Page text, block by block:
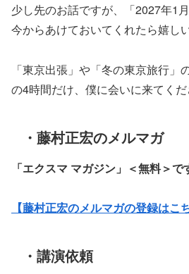
少し先のお話ですが、「2027年1
今からあけておいてくれたら嬉し
「東京出張」や「冬の東京旅行」
の4時間だけ、僕に会いに来てくだ
・藤村正宏のメルマガ
「エクスマ マガジン」 ＜無料＞で
【藤村正宏のメルマガの登録はこ
・講演依頼